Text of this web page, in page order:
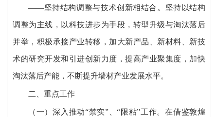
——坚持结构调整与技术创新相结合。坚持以结构
调整为主线，以科技进步为手段，转型升级与淘汰落后
并举，积极承接产业转移，加大新产品、新材料、新技
术的研究开发和引进创新力度，提高产业聚集度，加快
淘汰落后产能，不断提升墙材产业发展水平。
二、重点工作
（一）深入推动“禁实”、“限粘”工作。在借鉴敦煌